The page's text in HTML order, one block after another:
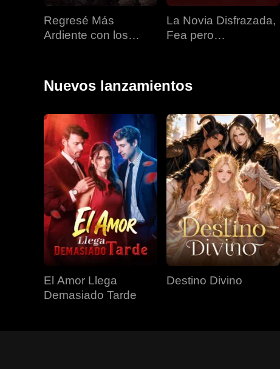
Regresé Más
Ardiente con los
La Novia Disfrazada,
Fea pero
Nuevos lanzamientos
El Amor Llega
Demasiado Tarde
Destino Divino